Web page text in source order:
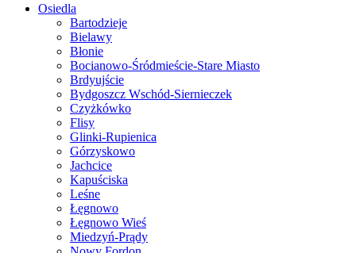
Osiedla
Bartodzieje
Bielawy
Błonie
Bocianowo-Śródmieście-Stare Miasto
Brdyujście
Bydgoszcz Wschód-Siernieczek
Czyżkówko
Flisy
Glinki-Rupienica
Górzyskowo
Jachcice
Kapuściska
Leśne
Łęgnowo
Łęgnowo Wieś
Miedzyń-Prądy